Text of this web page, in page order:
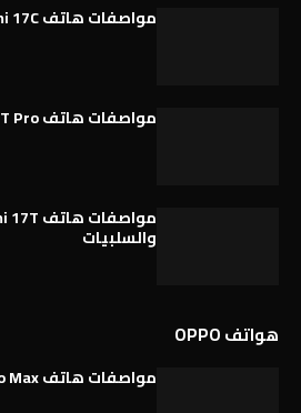
مواصفات هاتف Xiaomi Redmi 17C كاملة
مواصفات هاتف Xiaomi 17T Pro كاملة
والسلبيات
هواتف OPPO
مواصفات هاتف Oppo A7 Pro Max كاملة